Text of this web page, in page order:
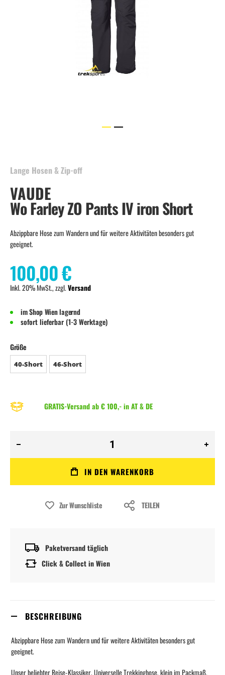
beginning
the
images
gallery
Lange Hosen & Zip-off
Wo Farley ZO Pants IV iron Short
VAUDE
Abzippbare Hose zum Wandern und für weitere Aktivitäten besonders gut
geeignet.
100,00 €
Inkl. 20% MwSt., zzgl.Versand
im Shop Wien lagernd
sofort lieferbar (1-3 Werktage)
Größe
40-Short 46-Short
GRATIS-Versand ab € 100,- in AT & DE
IN DEN WARENKORB
Zur Wunschliste TEILEN
Paketversand täglich
Click & Collect in Wien
BESCHREIBUNG
Abzippbare Hose zum Wandern und für weitere Aktivitäten besonders gut
geeignet.
Unser beliebter Reise-Klassiker. Universelle Trekkinghose, klein im Packmaß,